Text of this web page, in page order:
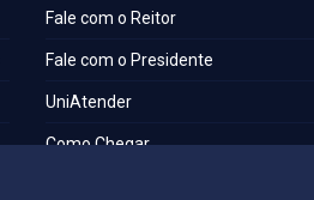
Fale com o Reitor
Fale com o Presidente
UniAtender
Como Chegar